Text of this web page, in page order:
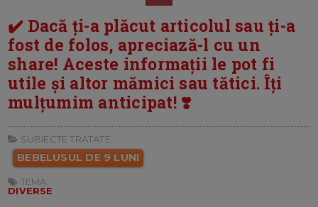
✔️ Dacă ți-a plăcut articolul sau ți-a
fost de folos, apreciază-l cu un
share! Aceste informații le pot fi
utile și altor mămici sau tătici. Îți
mulțumim anticipat! ❣️
SUBIECTE TRATATE:
BEBELUSUL DE 9 LUNI
TEMA:
DIVERSE